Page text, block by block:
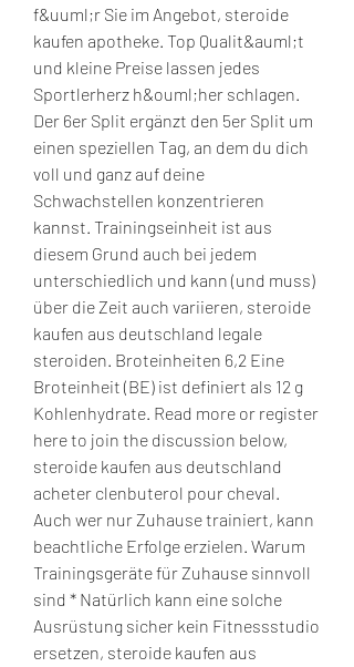
f&uuml;r Sie im Angebot, steroide
kaufen apotheke. Top Qualit&auml;t
und kleine Preise lassen jedes
Sportlerherz h&ouml;her schlagen.
Der 6er Split ergänzt den 5er Split um
einen speziellen Tag, an dem du dich
voll und ganz auf deine
Schwachstellen konzentrieren
kannst. Trainingseinheit ist aus
diesem Grund auch bei jedem
unterschiedlich und kann (und muss)
über die Zeit auch variieren, steroide
kaufen aus deutschland legale
steroiden. Broteinheiten 6,2 Eine
Broteinheit (BE) ist definiert als 12 g
Kohlenhydrate. Read more or register
here to join the discussion below,
steroide kaufen aus deutschland
acheter clenbuterol pour cheval.
Auch wer nur Zuhause trainiert, kann
beachtliche Erfolge erzielen. Warum
Trainingsgeräte für Zuhause sinnvoll
sind * Natürlich kann eine solche
Ausrüstung sicher kein Fitnessstudio
ersetzen, steroide kaufen aus